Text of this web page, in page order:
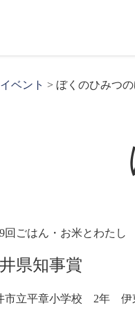
イベント > ぼくのひみつ
回ごはん・お米とわた
県知事賞
市立平章小学校 2年